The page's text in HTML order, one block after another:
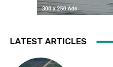
LATEST ARTICLES